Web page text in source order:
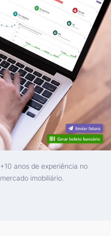
+10 anos de experiência no
mercado imobiliário.